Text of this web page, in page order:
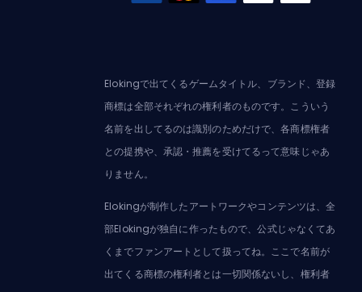
Elokingで出てくるゲームタイトル、ブランド、登録
商標は全部それぞれの権利者のものです。こういう
名前を出してるのは識別のためだけで、各商標権者
との提携や、承認・推薦を受けてるって意味じゃあ
りません。
Elokingが制作したアートワークやコンテンツは、全
部Elokingが独自に作ったもので、公式じゃなくてあ
くまでファンアートとして扱ってね。ここで名前が
出てくる商標の権利者とは一切関係ないし、権利者